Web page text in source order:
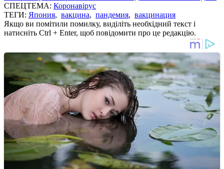
СПЕЦТЕМА: Коронавірус
ТЕГИ: Япония, вакцина, пандемия, вакцинация
Якщо ви помітили помилку, виділіть необхідний текст і
натисніть Ctrl + Enter, щоб повідомити про це редакцію.